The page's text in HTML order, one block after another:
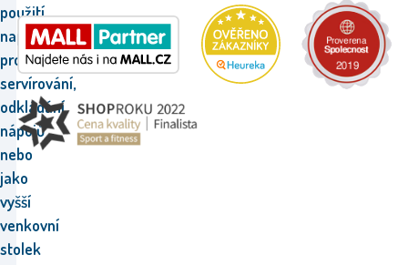
použití
například
pro
servírování,
odkládání
nápojů
nebo
jako
vyšší
venkovní
stolek